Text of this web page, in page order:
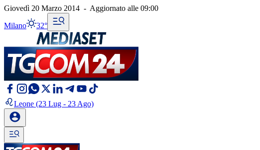
Giovedì 20 Marzo 2014 - Aggiornato alle 09:00
Milano 32°
Leone (23 Lug - 23 Ago)